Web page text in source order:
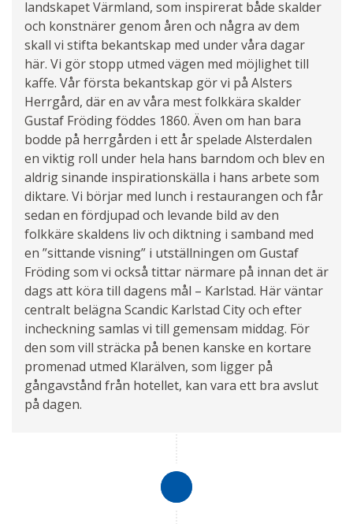
landskapet Värmland, som inspirerat både skalder
och konstnärer genom åren och några av dem
skall vi stifta bekantskap med under våra dagar
här. Vi gör stopp utmed vägen med möjlighet till
kaffe. Vår första bekantskap gör vi på Alsters
Herrgård, där en av våra mest folkkära skalder
Gustaf Fröding föddes 1860. Även om han bara
bodde på herrgården i ett år spelade Alsterdalen
en viktig roll under hela hans barndom och blev en
aldrig sinande inspirationskälla i hans arbete som
diktare. Vi börjar med lunch i restaurangen och får
sedan en fördjupad och levande bild av den
folkkäre skaldens liv och diktning i samband med
en ”sittande visning” i utställningen om Gustaf
Fröding som vi också tittar närmare på innan det är
dags att köra till dagens mål – Karlstad. Här väntar
centralt belägna Scandic Karlstad City och efter
incheckning samlas vi till gemensam middag. För
den som vill sträcka på benen kanske en kortare
promenad utmed Klarälven, som ligger på
gångavstånd från hotellet, kan vara ett bra avslut
på dagen.